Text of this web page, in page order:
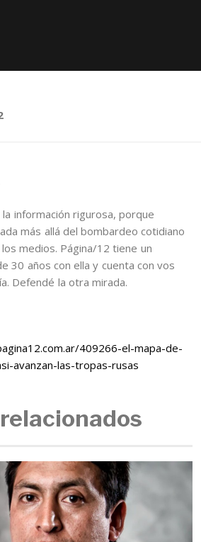
información rigurosa, porque
más allá del bombardeo cotidiano
medios. Página/12 tiene un
30 años con ella y cuenta con vos
Defendé la otra mirada.
409266-el-mapa-de-
avanzan-las-tropas-rusas